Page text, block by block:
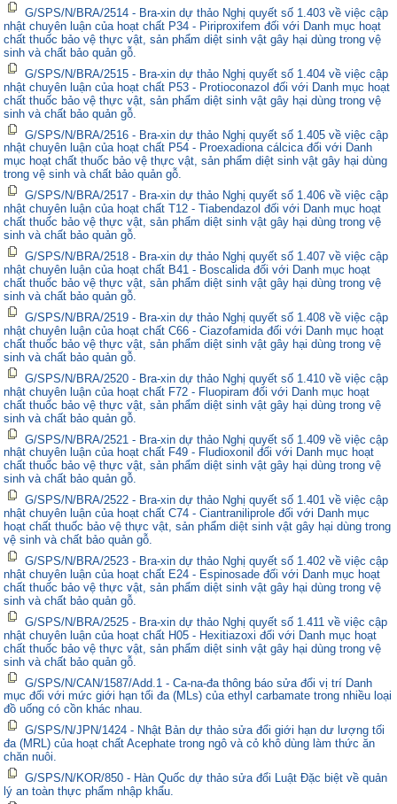
G/SPS/N/BRA/2514 - Bra-xin dự thảo Nghị quyết số 1.403 về việc cập
nhật chuyên luận của hoạt chất P34 - Piriproxifem đối với Danh mục hoạt
chất thuốc bảo vệ thực vật, sản phẩm diệt sinh vật gây hại dùng trong vệ
sinh và chất bảo quản gỗ.
G/SPS/N/BRA/2515 - Bra-xin dự thảo Nghị quyết số 1.404 về việc cập
nhật chuyên luận của hoạt chất P53 - Protioconazol đối với Danh mục hoạt
chất thuốc bảo vệ thực vật, sản phẩm diệt sinh vật gây hại dùng trong vệ
sinh và chất bảo quản gỗ.
G/SPS/N/BRA/2516 - Bra-xin dự thảo Nghị quyết số 1.405 về việc cập
nhật chuyên luận của hoạt chất P54 - Proexadiona cálcica đối với Danh
mục hoạt chất thuốc bảo vệ thực vật, sản phẩm diệt sinh vật gây hại dùng
trong vệ sinh và chất bảo quản gỗ.
G/SPS/N/BRA/2517 - Bra-xin dự thảo Nghị quyết số 1.406 về việc cập
nhật chuyên luận của hoạt chất T12 - Tiabendazol đối với Danh mục hoạt
chất thuốc bảo vệ thực vật, sản phẩm diệt sinh vật gây hại dùng trong vệ
sinh và chất bảo quản gỗ.
G/SPS/N/BRA/2518 - Bra-xin dự thảo Nghị quyết số 1.407 về việc cập
nhật chuyên luận của hoạt chất B41 - Boscalida đối với Danh mục hoạt
chất thuốc bảo vệ thực vật, sản phẩm diệt sinh vật gây hại dùng trong vệ
sinh và chất bảo quản gỗ.
G/SPS/N/BRA/2519 - Bra-xin dự thảo Nghị quyết số 1.408 về việc cập
nhật chuyên luận của hoạt chất C66 - Ciazofamida đối với Danh mục hoạt
chất thuốc bảo vệ thực vật, sản phẩm diệt sinh vật gây hại dùng trong vệ
sinh và chất bảo quản gỗ.
G/SPS/N/BRA/2520 - Bra-xin dự thảo Nghị quyết số 1.410 về việc cập
nhật chuyên luận của hoạt chất F72 - Fluopiram đối với Danh mục hoạt
chất thuốc bảo vệ thực vật, sản phẩm diệt sinh vật gây hại dùng trong vệ
sinh và chất bảo quản gỗ.
G/SPS/N/BRA/2521 - Bra-xin dự thảo Nghị quyết số 1.409 về việc cập
nhật chuyên luận của hoạt chất F49 - Fludioxonil đối với Danh mục hoạt
chất thuốc bảo vệ thực vật, sản phẩm diệt sinh vật gây hại dùng trong vệ
sinh và chất bảo quản gỗ.
G/SPS/N/BRA/2522 - Bra-xin dự thảo Nghị quyết số 1.401 về việc cập
nhật chuyên luận của hoạt chất C74 - Ciantraniliprole đối với Danh mục
hoạt chất thuốc bảo vệ thực vật, sản phẩm diệt sinh vật gây hại dùng trong
vệ sinh và chất bảo quản gỗ.
G/SPS/N/BRA/2523 - Bra-xin dự thảo Nghị quyết số 1.402 về việc cập
nhật chuyên luận của hoạt chất E24 - Espinosade đối với Danh mục hoạt
chất thuốc bảo vệ thực vật, sản phẩm diệt sinh vật gây hại dùng trong vệ
sinh và chất bảo quản gỗ.
G/SPS/N/BRA/2525 - Bra-xin dự thảo Nghị quyết số 1.411 về việc cập
nhật chuyên luận của hoạt chất H05 - Hexitiazoxi đối với Danh mục hoạt
chất thuốc bảo vệ thực vật, sản phẩm diệt sinh vật gây hại dùng trong vệ
sinh và chất bảo quản gỗ.
G/SPS/N/CAN/1587/Add.1 - Ca-na-đa thông báo sửa đổi vị trí Danh
mục đối với mức giới hạn tối đa (MLs) của ethyl carbamate trong nhiều loại
đồ uống có cồn khác nhau.
G/SPS/N/JPN/1424 - Nhật Bản dự thảo sửa đổi giới hạn dư lượng tối
đa (MRL) của hoạt chất Acephate trong ngô và cỏ khô dùng làm thức ăn
chăn nuôi.
G/SPS/N/KOR/850 - Hàn Quốc dự thảo sửa đổi Luật Đặc biệt về quản
lý an toàn thực phẩm nhập khẩu.